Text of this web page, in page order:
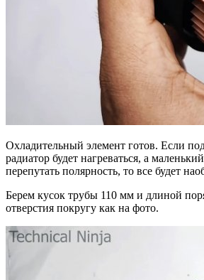
Охладительный элемент готов. Если
радиатор будет нагреваться, а
перепутать полярность, то все будет
Берем кусок трубы 110 мм и длиной
отверстия покругу как на фото.